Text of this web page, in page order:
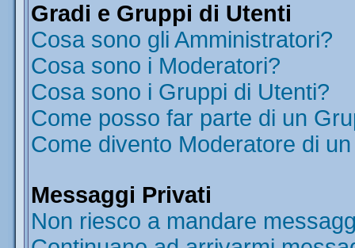
Gradi e Gruppi di Utenti
Cosa sono gli Amministratori?
Cosa sono i Moderatori?
Cosa sono i Gruppi di Utenti?
Come posso far parte di un
Come divento Moderatore di
Messaggi Privati
Non riesco a mandare